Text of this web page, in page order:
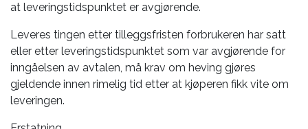
at leveringstidspunktet er avgjørende.
Leveres tingen etter tilleggsfristen forbrukeren har satt
eller etter leveringstidspunktet som var avgjørende for
inngåelsen av avtalen, må krav om heving gjøres
gjeldende innen rimelig tid etter at kjøperen fikk vite om
leveringen.